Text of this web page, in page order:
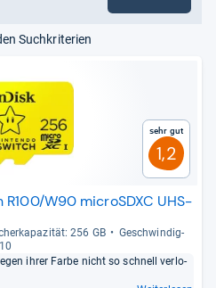
Suchkriterien
Sehr gut
1,2
W90 microSDXC UHS-
256 GB
Geschwin­dig­
ihrer Farbe nicht so schnell ver­lo­